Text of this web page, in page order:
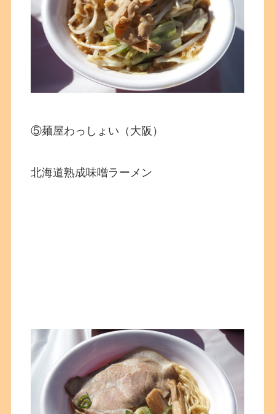
⑤麺屋わっしょい（大阪）
北海道熟成味噌ラーメン